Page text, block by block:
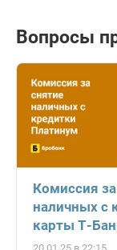
Вопросы
Комиссия
наличных с
карты Т-